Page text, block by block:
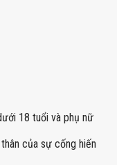
18 tuổi và phụ nữ
của sự cống hiến